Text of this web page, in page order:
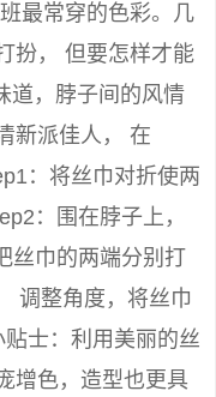
最常穿的色彩。几
扮， 但要怎样才能
道，脖子间的风情
新派佳人， 在
：将丝巾对折使两
：围在脖子上，
丝巾的两端分别打
调整角度，将丝巾
士：利用美丽的丝
增色，造型也更具